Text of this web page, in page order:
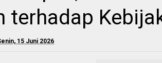
terhadap
15 Juni 2026